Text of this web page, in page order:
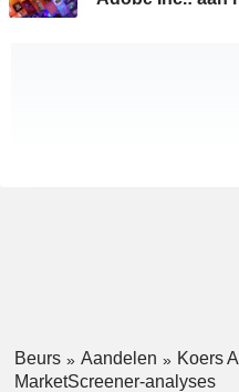
Beurs Aandelen Koers
MarketScreener-analyses